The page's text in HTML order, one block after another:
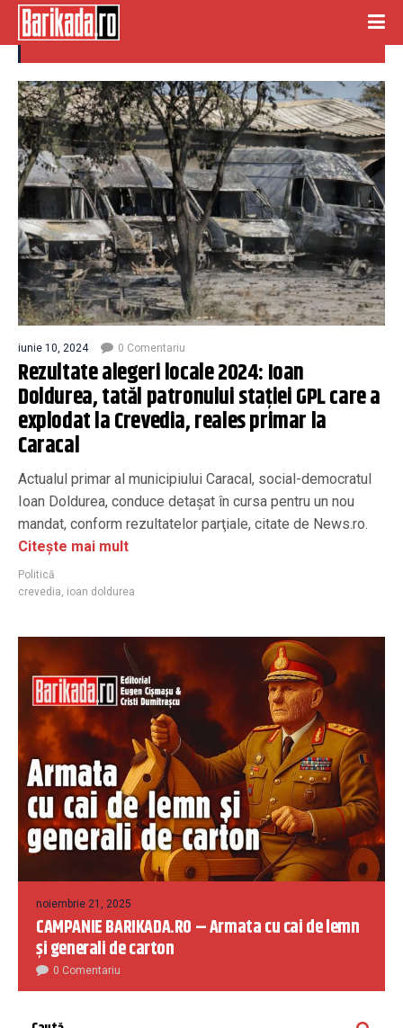
ioan doldurea
iunie 10, 2024 0 Comentariu
Rezultate alegeri locale 2024: Ioan
Doldurea, tatăl patronului stației GPL care a
explodat la Crevedia, reales primar la
Caracal
Actualul primar al municipiului Caracal, social-democratul
Ioan Doldurea, conduce detaşat în cursa pentru un nou
mandat, conform rezultatelor parţiale, citate de News.ro.
Citește mai mult
Politică
crevedia, ioan doldurea
noiembrie 21, 2025
CAMPANIE BARIKADA.RO – Armata cu cai de lemn
și generali de carton
0 Comentariu